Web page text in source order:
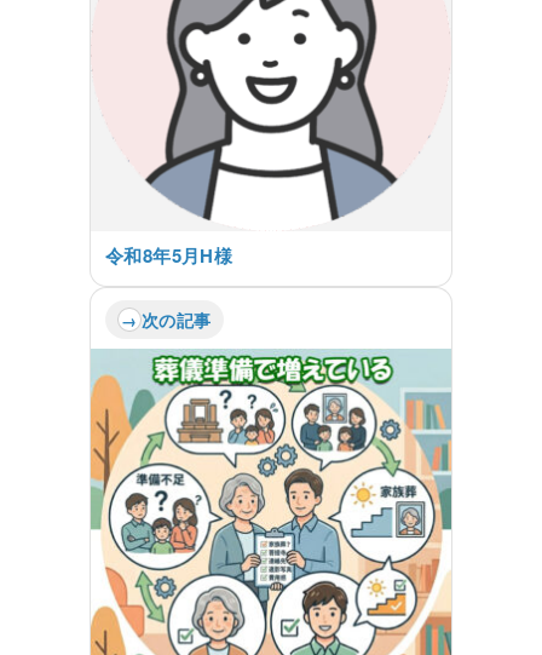
令和8年5月H様
次の記事